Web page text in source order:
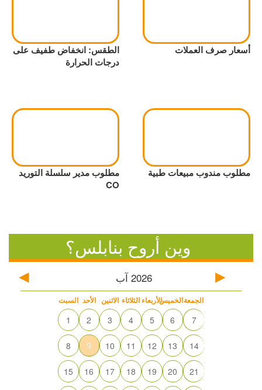
أسعار صرف العملات
الطقس: انخفاض طفيف على
درجات الحرارة
مطلوب مندوب مبيعات طبية
مطلوب مدير سلسلة التوريد
CO
وين أروح بنابلس؟
2026 آب
السبت الأحد الاثنين الثلاثاء الأربعاءالخميسالجمعة
1 2 3 4 5 6 7
8 9 10 11 12 13 14
15 16 17 18 19 20 21